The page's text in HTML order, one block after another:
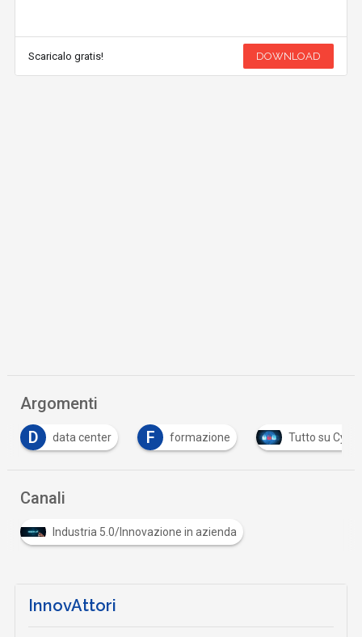
Scaricalo gratis! DOWNLOAD
Argomenti
D
data center F formazione Tutto su
Canali
Industria 5.0/Innovazione in azienda
InnovAttori